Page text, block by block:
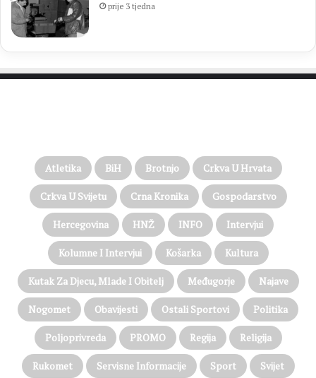
prije 3 tjedna
Atletika BiH Brotnjo Crkva U Hrvata
Crkva U Svijetu Crna Kronika Gospodarstvo
Hercegovina HNŽ INFO Intervjui
Kolumne I Intervjui Košarka Kultura
Kutak Za Djecu, Mlade I Obitelj Međugorje Najave
Nogomet Obavijesti Ostali Sportovi Politika
Poljoprivreda PROMO Regija Religija
Rukomet Servisne Informacije Sport Svijet